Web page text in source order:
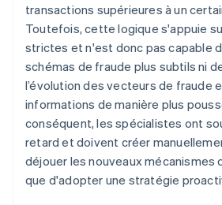
transactions supérieures à un
Toutefois, cette logique s'appuie
strictes et n'est donc pas capable
schémas de fraude plus subtils ni
l’évolution des vecteurs de fraude
informations de manière plus
conséquent, les spécialistes ont
retard et doivent créer
déjouer les nouveaux mécanismes
que d'adopter une stratégie